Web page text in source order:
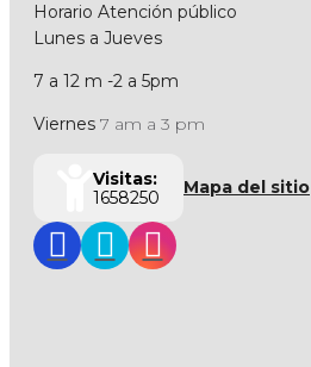
Horario Atención público
Lunes a Jueves
7 a 12 m -2 a 5pm
Viernes 7 am a 3 pm
Visitas:
1658250
Mapa del sitio